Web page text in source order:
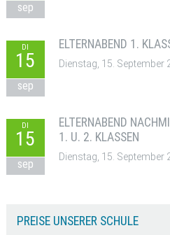
sep
DI
15
sep
ELTERNABEND 1.
Dienstag, 15. September
DI
15
sep
ELTERNABEND
1. U. 2. KLASSEN
Dienstag, 15. September
PREISE UNSERER SCHULE